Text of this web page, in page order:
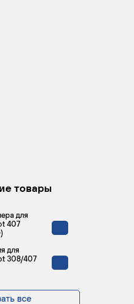
товары
для
407
для
308/407
все